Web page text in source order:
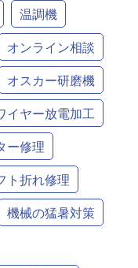
温調機
オンライン相談
オスカー研磨機
イヤー放電加工
ー修理
ト折れ修理
機械の猛暑対策